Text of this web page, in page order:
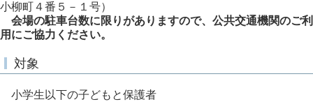
小柳町４番５－１号）
会場の駐車台数に限りがありますので、公共交通機関のご利
用にご協力ください。
対象
小学生以下の子どもと保護者